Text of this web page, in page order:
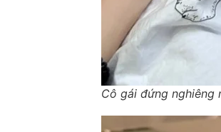
Cô gái đứng nghiêng